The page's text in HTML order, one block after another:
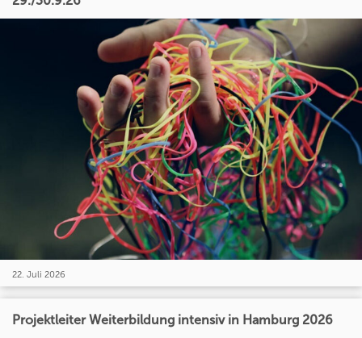
22. Juli 2026
Projektleiter Weiterbildung intensiv in Hamburg 2026